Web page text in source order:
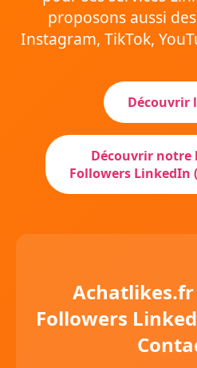
proposons aussi
Instagram, TikTok,
Découvrir
Découvrir notre
Followers LinkedIn
Followers